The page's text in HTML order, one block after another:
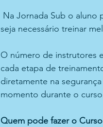
seja necessário treinar
O número de instrutores
cada etapa de
diretamente na
momento durante o
Quem pode fazer o